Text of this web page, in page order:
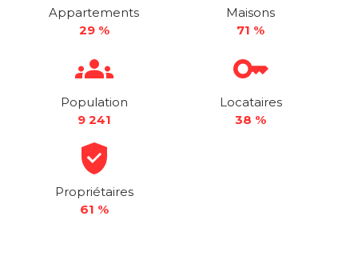
Appartements
29 %
Maisons
71 %
Population
9 241
Locataires
38 %
Propriétaires
61 %